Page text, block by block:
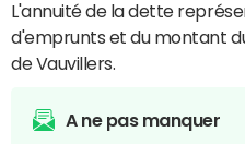
L'annuité de la dette
d'emprunts et du montant
de Vauvillers.
A ne pas manquer